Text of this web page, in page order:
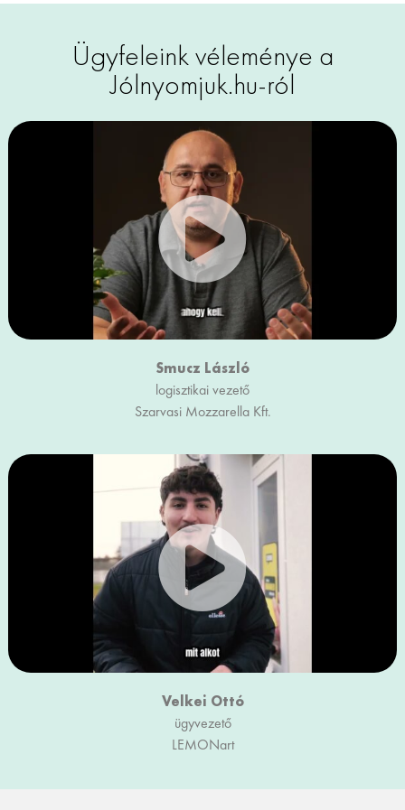
Ügyfeleink véleménye a
Jólnyomjuk.hu-ról
Smucz László
logisztikai vezető
Szarvasi Mozzarella Kft.
Velkei Ottó
ügyvezető
LEMONart